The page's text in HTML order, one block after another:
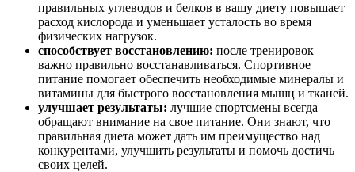
правильных углеводов и белков в вашу диету повышает
расход кислорода и уменьшает усталость во время
физических нагрузок.
способствует восстановлению: после тренировок
важно правильно восстанавливаться. Спортивное
питание помогает обеспечить необходимые минералы и
витамины для быстрого восстановления мышц и тканей.
улучшает результаты: лучшие спортсмены всегда
обращают внимание на свое питание. Они знают, что
правильная диета может дать им преимущество над
конкурентами, улучшить результаты и помочь достичь
своих целей.